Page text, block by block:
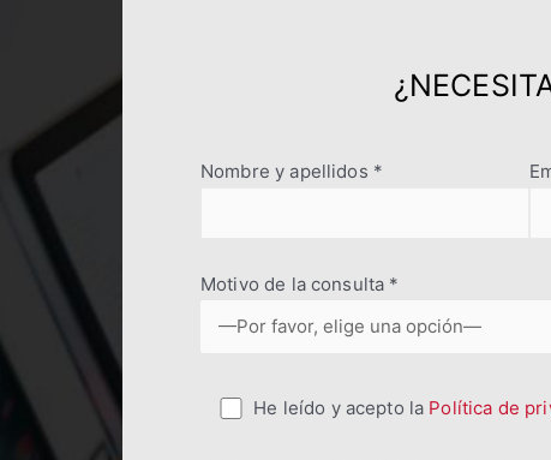
Nombre y apellidos *
Motivo de la consulta *
He leído y acepto la Política de